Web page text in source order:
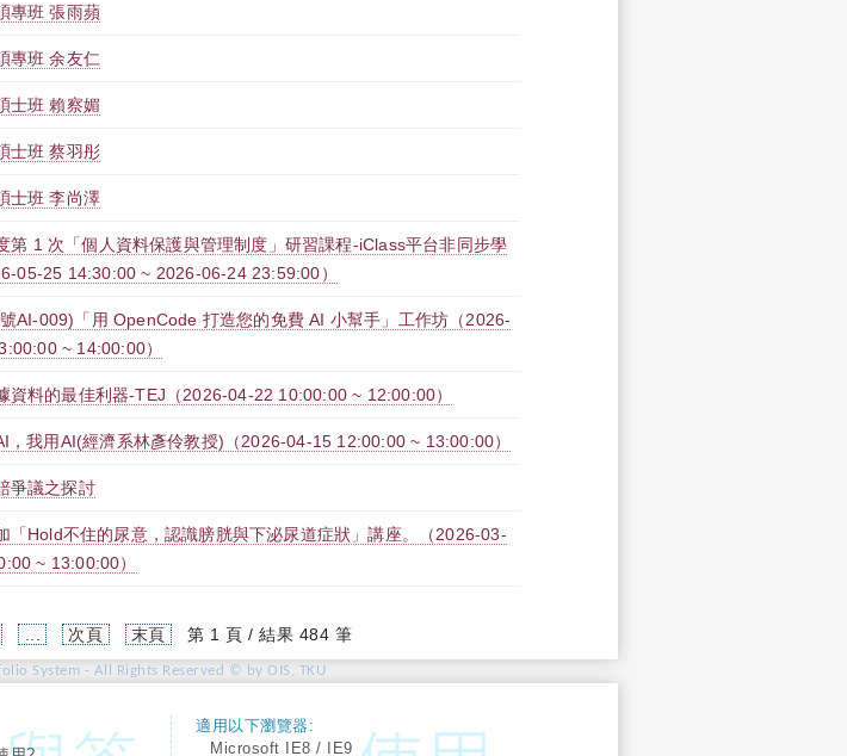
專班 張雨蘋
專班 余友仁
士班 賴察媚
士班 蔡羽彤
士班 李尚澤
第 1 次「個人資料保護與管理制度」研習課程-iClass平台非同步學
05-25 14:30:00 ~ 2026-06-24 23:59:00）
AI-009)「用 OpenCode 打造您的免費 AI 小幫手」工作坊（2026-
~ 14:00:00）
資料的最佳利器-TEJ（2026-04-22 10:00:00 ~ 12:00:00）
，我用AI(經濟系林彥伶教授)（2026-04-15 12:00:00 ~ 13:00:00）
爭議之探討
「Hold不住的尿意，認識膀胱與下泌尿道症狀」講座。（2026-03-
~ 13:00:00）
次頁 末頁 第 1 頁 / 結果 484 筆
System - All Rights Reserved © by OIS, TKU
適用以下瀏覽器:
Microsoft IE8 / IE9